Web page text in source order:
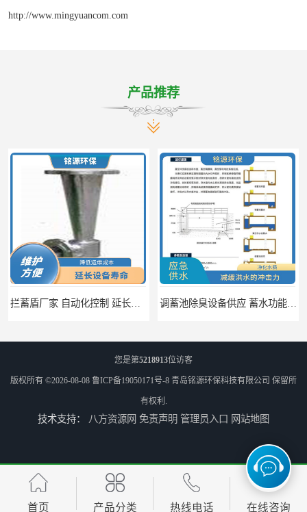
http://www.mingyuancom.com
产品推荐
浮筒式截流阀雨水弃流排污 结构简单 浮子自动控制
您是第5218913位访客
版权所有 ©2026-08-08 鲁ICP备19050171号-8 青岛铭源环保科技有限公司 保留所
有权利.
技术支持： 八方资源网 免责声明 管理员入口 网站地图
首页 产品分类 热线电话 在线咨询